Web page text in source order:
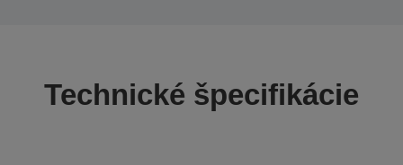
Technické špecifikácie